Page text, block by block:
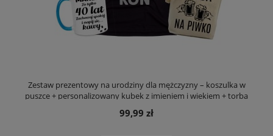
Zestaw prezentowy na urodziny dla mężczyzny – koszulka w
puszce + personalizowany kubek z imieniem i wiekiem + torba
99,99 zł